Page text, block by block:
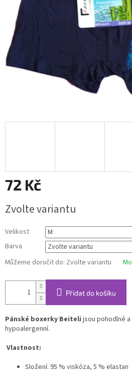
72 Kč
cena:
Zvolte variantu
Velikost
Barva
Můžeme doručit do: Zvolte variantu
Přidat do košíku
Pánské boxerky Beiteli jsou pohodlné
hypoalergenní.
Vlastnost:
Složení: 95 % viskóza, 5 % elastan